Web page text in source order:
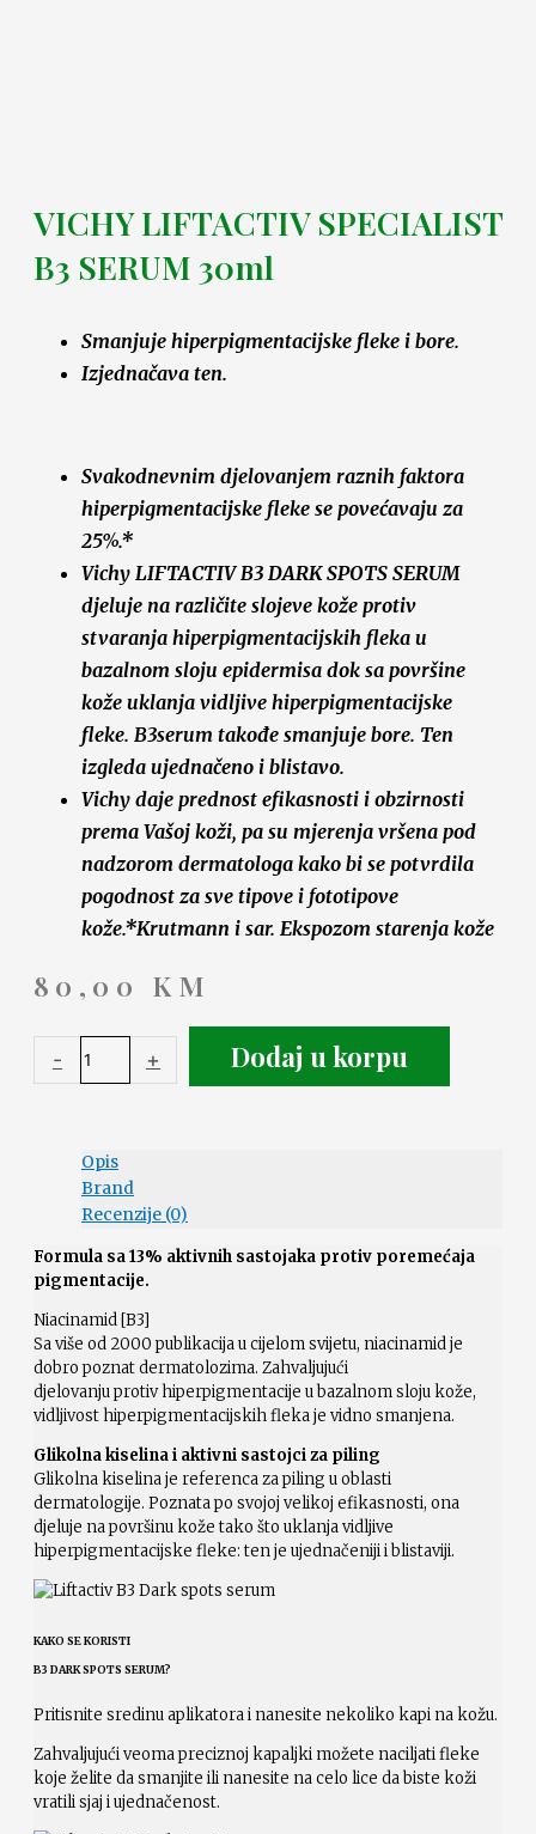
VICHY LIFTACTIV SPECIALIST
B3 SERUM 30ml
Smanjuje hiperpigmentacijske fleke i bore.
Izjednačava ten.
Svakodnevnim djelovanjem raznih faktora
hiperpigmentacijske fleke se povećavaju za
25%.*
Vichy LIFTACTIV B3 DARK SPOTS SERUM
djeluje na različite slojeve kože protiv
stvaranja hiperpigmentacijskih fleka u
bazalnom sloju epidermisa dok sa površine
kože uklanja vidljive hiperpigmentacijske
fleke. B3serum takođe smanjuje bore. Ten
izgleda ujednačeno i blistavo.​
Vichy daje prednost efikasnosti i obzirnosti
prema Vašoj koži, pa su mjerenja vršena pod
nadzorom dermatologa kako bi se potvrdila
pogodnost za sve tipove i fototipove
kože.*Krutmann i sar. Ekspozom starenja kože
80,00 KM
- + Dodaj u korpu
Opis
Brand
Recenzije (0)
Formula sa 13% aktivnih sastojaka protiv poremećaja
pigmentacije.
​​Niacinamid [B3]
Sa više od 2000 publikacija u cijelom svijetu, niacinamid je
dobro poznat dermatolozima. Zahvaljujući
djelovanju protiv hiperpigmentacije u bazalnom sloju kože,
vidljivost hiperpigmentacijskih fleka je vidno smanjena.
Glikolna kiselina i aktivni sastojci za piling
Glikolna kiselina je referenca za piling u oblasti
dermatologije. Poznata po svojoj velikoj efikasnosti, ona
djeluje na površinu kože tako što uklanja vidljive
hiperpigmentacijske fleke: ten je ujednačeniji i blistaviji.
KAKO SE KORISTI
B3 DARK SPOTS SERUM?
Pritisnite sredinu aplikatora i nanesite nekoliko kapi na kožu.
Zahvaljujući veoma preciznoj kapaljki možete naciljati fleke
koje želite da smanjite ili nanesite na celo lice da biste koži
vratili sjaj i ujednačenost.